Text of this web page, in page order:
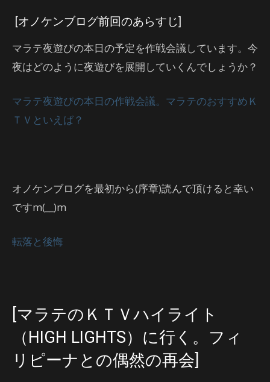
[オノケンブログ前回のあらすじ]
マラテ夜遊びの本日の予定を作戦会議しています。今
夜はどのように夜遊びを展開していくんでしょうか？
マラテ夜遊びの本日の作戦会議。マラテのおすすめＫ
ＴＶといえば？
オノケンブログを最初から(序章)読んで頂けると幸い
ですm(__)m
転落と後悔
[マラテのＫＴＶハイライト
（HIGH LIGHTS）に行く。フィ
リピーナとの偶然の再会]